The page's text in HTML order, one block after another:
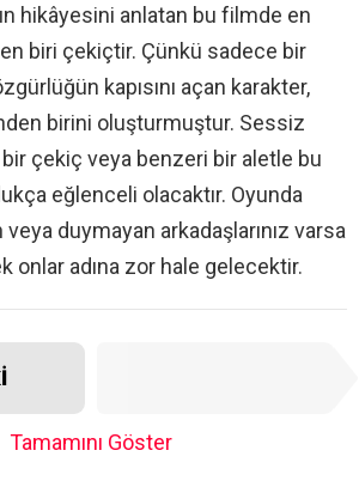
hikâyesini anlatan bu filmde en
biri çekiçtir. Çünkü sadece bir
kapısını açan karakter,
birini oluşturmuştur. Sessiz
çekiç veya benzeri bir aletle bu
eğlenceli olacaktır. Oyunda
duymayan arkadaşlarınız varsa
onlar adına zor hale gelecektir.
Tamamını Göster